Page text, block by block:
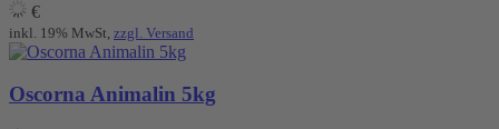
€
inkl. 19% MwSt, zzgl. Versand
Oscorna Animalin 5kg